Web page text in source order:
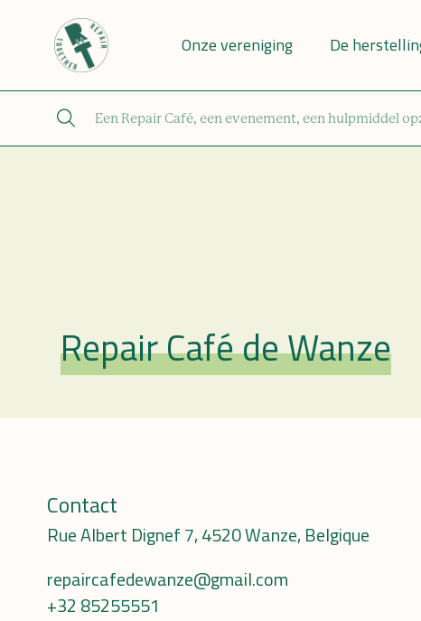
Onze vereniging De
Repair Café
Repair Café de Wanze
Contact
Rue Albert Dignef 7, 4520 Wanze, Belgique
repaircafedewanze@gmail.com
+32 85255551